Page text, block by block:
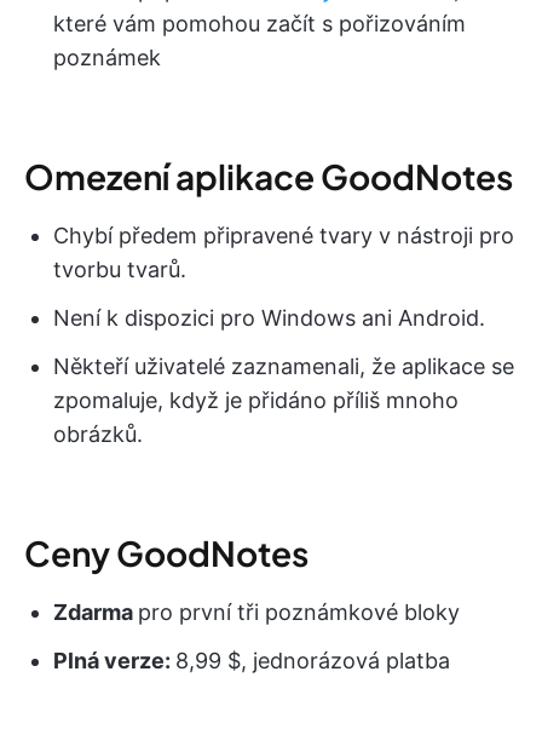
které vám pomohou začít s pořizováním
poznámek
Omezení aplikace GoodNotes
Chybí předem připravené tvary v nástroji pro
tvorbu tvarů.
Není k dispozici pro Windows ani Android.
Někteří uživatelé zaznamenali, že aplikace se
zpomaluje, když je přidáno příliš mnoho
obrázků.
Ceny GoodNotes
Zdarma pro první tři poznámkové bloky
Plná verze: 8,99 $, jednorázová platba